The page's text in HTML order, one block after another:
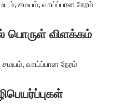
சமயம், வாய்ப்பான நேரம்
பொருள் விளக்கம்
வாய்ப்பான நேரம்